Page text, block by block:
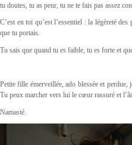
tu doutes, tu as peur, tu ne te fais pas assez
C’est en toi qu’est l’essentiel : la légèreté
que tu portais.
Tu sais que quand tu es faible, tu es forte et
Petite fille émerveillée, ado blessée et
Tu peux marcher vers lui le cœur rassuré et
Namasté.